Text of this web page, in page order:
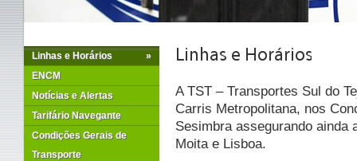
»
Linhas e Horários
ENCM
Notícias e Alertas
Tarifário Navegante
Condições Gerais de
Transporte
A TST – Transportes Sul do
Carris Metropolitana, nos
Sesimbra assegurando ainda
Moita e Lisboa.